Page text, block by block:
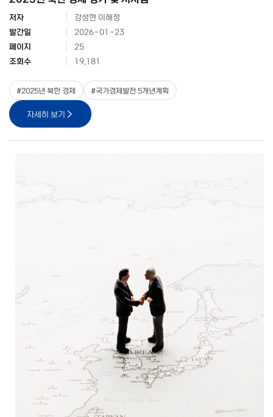
저자
강성현 이해정
발간일
2026-01-23
페이지
25
조회수
19,181
#2025년 북한 경제 #국가경제발전 5개년계획
자세히 보기